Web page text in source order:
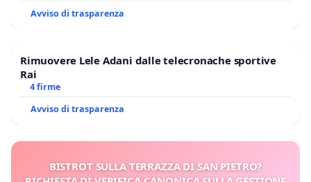
Avviso di trasparenza
Rimuovere Lele Adani dalle telecronache sportive
Rai
4 firme
Avviso di trasparenza
BISTROT SULLA TERRAZZA DI SAN PIETRO?